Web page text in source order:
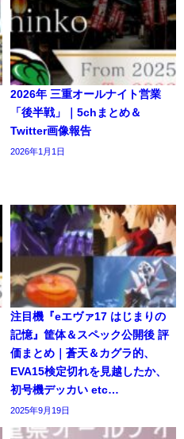
2026年 三重オールナイト営業
「後半戦」｜5chまとめ＆
Twitter画像報告
2026年1月1日
注目機『eエヴァ17 はじまりの
記憶』筐体＆スペック公開後 評
価まとめ｜蒼天＆カグラ的、
EVA15検定切れを見越したか、
初号機デッカい etc…
2025年9月19日